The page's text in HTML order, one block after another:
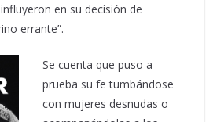
en su decisión de
errante”.
Se cuenta que puso a
prueba su fe tumbándose
con mujeres desnudas o